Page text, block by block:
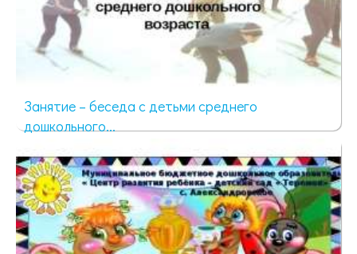
Занятие – беседа с детьми среднего
дошкольного...